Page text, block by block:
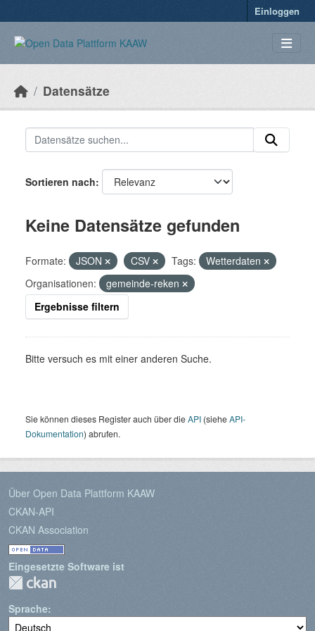
Einloggen
Datensätze
Sortieren nach
Keine Datensätze gefunden
Formate: JSON CSV Tags:
Wetterdaten
Organisationen:
gemeinde-reken
Ergebnisse filtern
Bitte versuch es mit einer anderen Suche.
Sie können dieses Register auch über dieAPI (sieheAPI-
Dokumentation) abrufen.
Über Open Data Plattform KAAW
CKAN-API
CKAN Association
Eingesetzte Software ist
Sprache